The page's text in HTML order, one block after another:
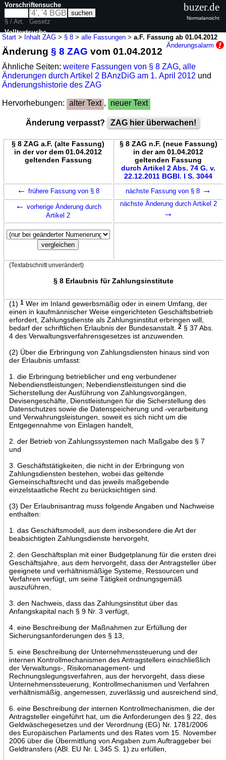
Start > Inhalt ZAG > § 8 >alle Fassungen >a.F. Fassung ab 01.04.2012
Änderungsalarm
Änderung§ 8 ZAG vom 01.04.2012
Ähnliche Seiten:weitere Fassungen von § 8 ZAG,alle
Änderungen durch Artikel 2 BAnzDiG am 1. April 2012 und
Änderungshistorie des ZAG
Hervorhebungen: alter Text , neuer Text
Änderung verpasst? ZAG hier überwachen!
§ 8 ZAG a.F. (alte Fassung)
in der vor dem 01.04.2012
geltenden Fassung
§ 8 ZAG n.F. (neue Fassung)
in der am 01.04.2012
geltenden Fassung
durch Artikel 2 Abs. 74 G. v.
22.12.2011 BGBl. I S. 3044
← frühere Fassung von § 8 nächste Fassung von § 8 →
← vorherige Änderung durch
Artikel 2
nächste Änderung durch Artikel 2
→
(Textabschnitt unverändert)
§ 8 Erlaubnis für Zahlungsinstitute
(1) 1Wer im Inland gewerbsmäßig oder in einem Umfang, der
einen in kaufmännischer Weise eingerichteten Geschäftsbetrieb
erfordert, Zahlungsdienste als Zahlungsinstitut erbringen will,
bedarf der schriftlichen Erlaubnis der Bundesanstalt.
2§ 37 Abs.
4 des Verwaltungsverfahrensgesetzes ist anzuwenden.
(2) Über die Erbringung von Zahlungsdiensten hinaus sind von
der Erlaubnis umfasst:
1. die Erbringung betrieblicher und eng verbundener
Nebendienstleistungen; Nebendienstleistungen sind die
Sicherstellung der Ausführung von Zahlungsvorgängen,
Devisengeschäfte, Dienstleistungen für die Sicherstellung des
Datenschutzes sowie die Datenspeicherung und -verarbeitung
und Verwahrungsleistungen, soweit es sich nicht um die
Entgegennahme von Einlagen handelt,
2. der Betrieb von Zahlungssystemen nach Maßgabe des § 7
und
3. Geschäftstätigkeiten, die nicht in der Erbringung von
Zahlungsdiensten bestehen, wobei das geltende
Gemeinschaftsrecht und das jeweils maßgebende
einzelstaatliche Recht zu berücksichtigen sind.
(3) Der Erlaubnisantrag muss folgende Angaben und Nachweise
enthalten:
1. das Geschäftsmodell, aus dem insbesondere die Art der
beabsichtigten Zahlungsdienste hervorgeht,
2. den Geschäftsplan mit einer Budgetplanung für die ersten drei
Geschäftsjahre, aus dem hervorgeht, dass der Antragsteller über
geeignete und verhältnismäßige Systeme, Ressourcen und
Verfahren verfügt, um seine Tätigkeit ordnungsgemäß
auszuführen,
3. den Nachweis, dass das Zahlungsinstitut über das
Anfangskapital nach § 9 Nr. 3 verfügt,
4. eine Beschreibung der Maßnahmen zur Erfüllung der
Sicherungsanforderungen des § 13,
5. eine Beschreibung der Unternehmenssteuerung und der
internen Kontrollmechanismen des Antragstellers einschließlich
der Verwaltungs-, Risikomanagement- und
Rechnungslegungsverfahren, aus der hervorgeht, dass diese
Unternehmenssteuerung, Kontrollmechanismen und Verfahren
verhältnismäßig, angemessen, zuverlässig und ausreichend sind,
6. eine Beschreibung der internen Kontrollmechanismen, die der
Antragsteller eingeführt hat, um die Anforderungen des § 22, des
Geldwäschegesetzes und der Verordnung (EG) Nr. 1781/2006
des Europäischen Parlaments und des Rates vom 15. November
2006 über die Übermittlung von Angaben zum Auftraggeber bei
Geldtransfers (ABl. EU Nr. L 345 S. 1) zu erfüllen,
Vorschriftensuche
§ / Art.
Gesetz
Volltextsuche
nur in ZAG
buzer.de
Normalansicht